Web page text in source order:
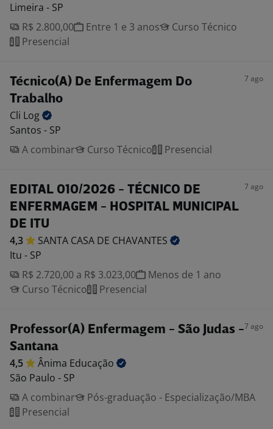
Limeira - SP
R$ 2.800,00
Entre 1 e 3 anos
Curso Técnico
Presencial
Técnico(A) De Enfermagem Do
Trabalho
7 ago
Cli Log
Santos - SP
A combinar
Curso Técnico Presencial
EDITAL 010/2026 - TÉCNICO DE
ENFERMAGEM - HOSPITAL MUNICIPAL
DE ITU
7 ago
4,3 SANTA CASA DE CHAVANTES
Itu - SP
R$ 2.720,00 a R$ 3.023,00
Menos de 1 ano
Curso Técnico
Presencial
Professor(A) Enfermagem - São Judas -
Santana
7 ago
4,5 Ânima Educação
São Paulo - SP
A combinar
Pós-graduação - Especialização/MBA
Presencial